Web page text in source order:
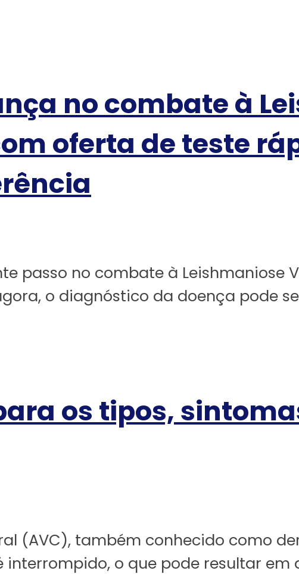
no combate à
oferta de teste
passo no combate à Leishmaniose
o diagnóstico da doença pode
os tipos,
(AVC), também conhecido como
o que pode resultar em